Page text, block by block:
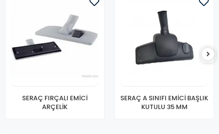
SERAÇ FIRÇALI EMİCİ
ARÇELİK
SERAÇ A SINIFI EMİCİ BAŞLIK
KUTULU 35 MM